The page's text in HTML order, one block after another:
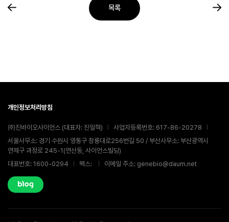
목록
개인정보처리방침
㈜진바이오사이언스 (대표자: 진일혁)
사업자등록번호: 617-86-20278
서울사무소: 경기 수원시 영통구 창룡대로256번길 50 / 부산사무소: 부산광역시
연제구 과정로 245-1(연산동, 사이언스빌딩)
대표번호: 1600-0294
팩스: 이메일 주소: genebio@daum.net